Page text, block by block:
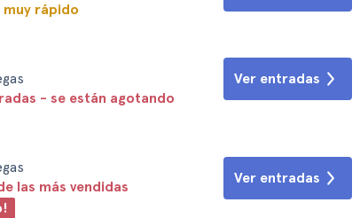
muy rápido
- se están agotando
Ver entradas
las más vendidas
Ver entradas